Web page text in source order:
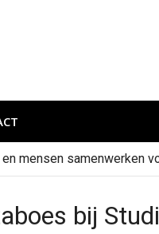
mensen samenwerken
bij